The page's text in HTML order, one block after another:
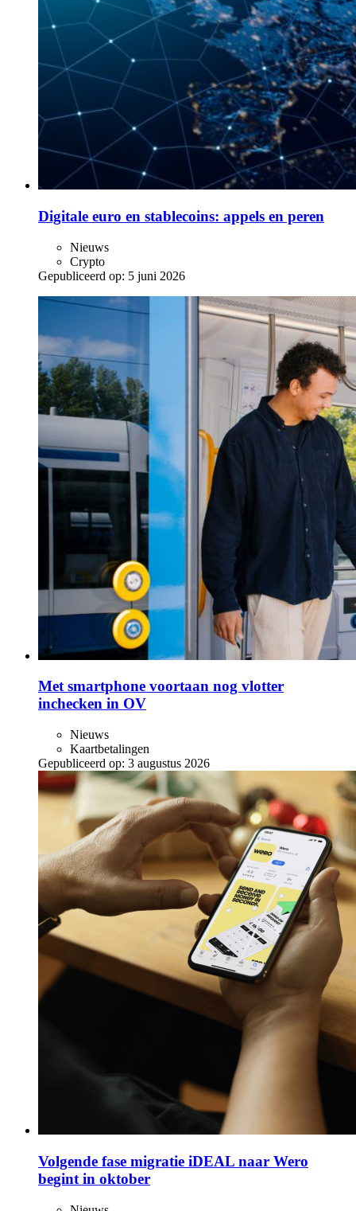
Digitale euro en stablecoins: appels en peren
Nieuws
Crypto
Gepubliceerd op: 5 juni 2026
Met smartphone voortaan nog vlotter
inchecken in OV
Nieuws
Kaartbetalingen
Gepubliceerd op: 3 augustus 2026
Volgende fase migratie iDEAL naar Wero
begint in oktober